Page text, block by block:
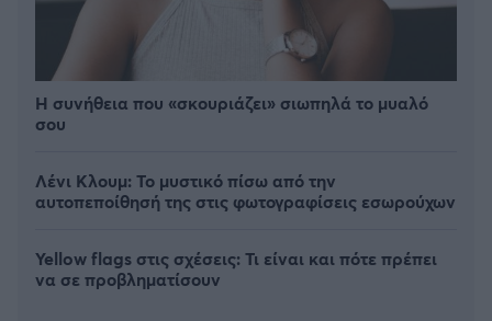
Η συνήθεια που «σκουριάζει» σιωπηλά το μυαλό
σου
Λένι Κλουμ: Το μυστικό πίσω από την
αυτοπεποίθησή της στις φωτογραφίσεις εσωρούχων
Yellow flags στις σχέσεις: Τι είναι και πότε πρέπει
να σε προβληματίσουν